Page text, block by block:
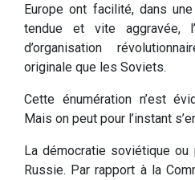
Europe ont facilité, dans
tendue et vite aggravée,
d’organisation
originale que les Soviets.
Cette énumération n’est
Mais on peut pour l’instant
La démocratie soviétique
Russie. Par rapport à la